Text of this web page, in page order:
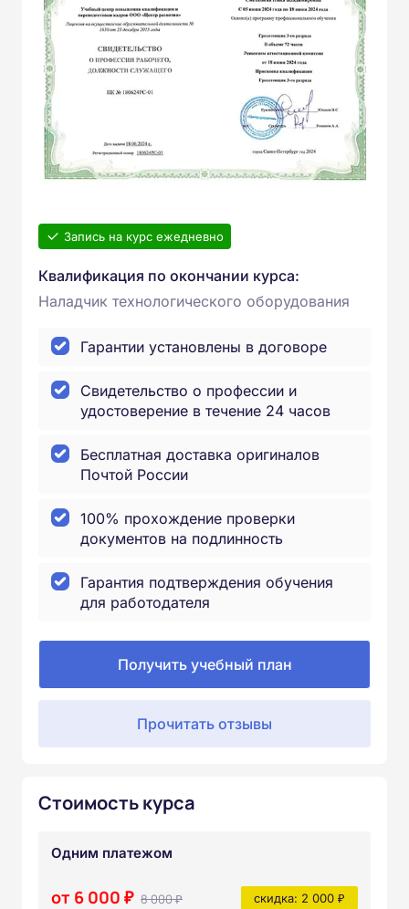
Запись на курс ежедневно
Квалификация по окончании курса:
Наладчик технологического оборудования
Гарантии установлены в договоре
Свидетельство о профессии и
удостоверение в течение 24 часов
Бесплатная доставка оригиналов
Почтой России
100% прохождение проверки
документов на подлинность
Гарантия подтверждения обучения
для работодателя
Получить учебный план
Прочитать отзывы
Стоимость курса
Одним платежом
от 6 000 ₽ 8 000 ₽ скидка: 2 000 ₽